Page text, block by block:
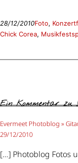
28/12/2010Foto,
Chick Corea,
Ein Kommentar zu
Evermeet Photoblog »
29/12/2010
[…] Photoblog Fotos